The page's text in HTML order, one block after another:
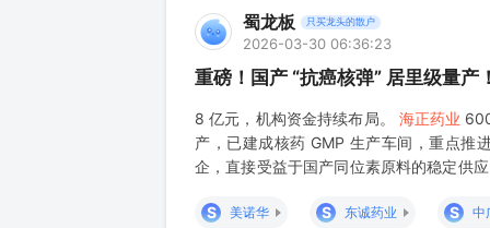
蜀龙板 只买龙头的散户
2026-03-30 06:36:23
重磅！国产 “抗癌核弹” 居里级量
8 亿元，机构资金持续布局。 海正药业
产，已建成核药 GMP 生产车间，重点推
企，直接受益于国产同位素原料的稳定供
S
美诺华 S 东诚药业 S 中